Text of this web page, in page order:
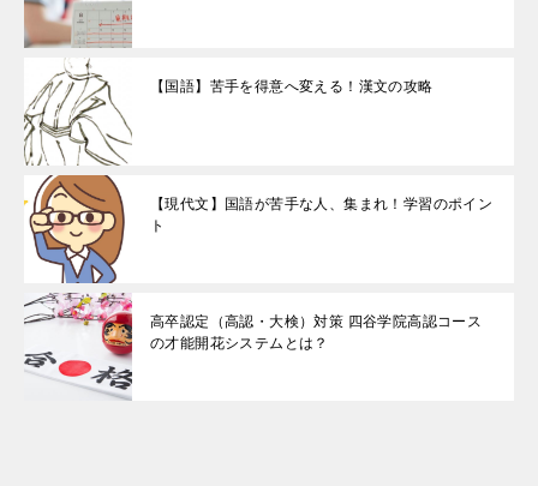
【国語】苦手を得意へ変える！漢文の攻略
【現代文】国語が苦手な人、集まれ！学習のポイン
ト
高卒認定（高認・大検）対策 四谷学院高認コース
の才能開花システムとは？